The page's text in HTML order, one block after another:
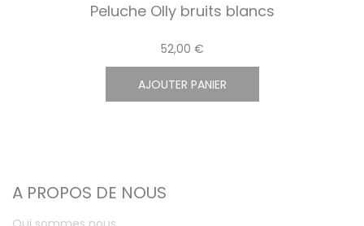
Peluche Olly bruits blancs
52,00 €
AJOUTER PANIER
A PROPOS DE NOUS